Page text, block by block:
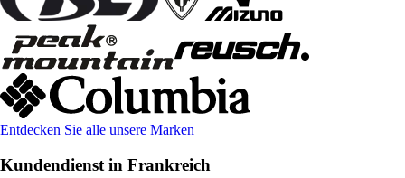
Entdecken Sie alle unsere Marken
Kundendienst in Frankreich